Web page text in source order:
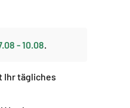
- 10.08.
Ihr tägliches